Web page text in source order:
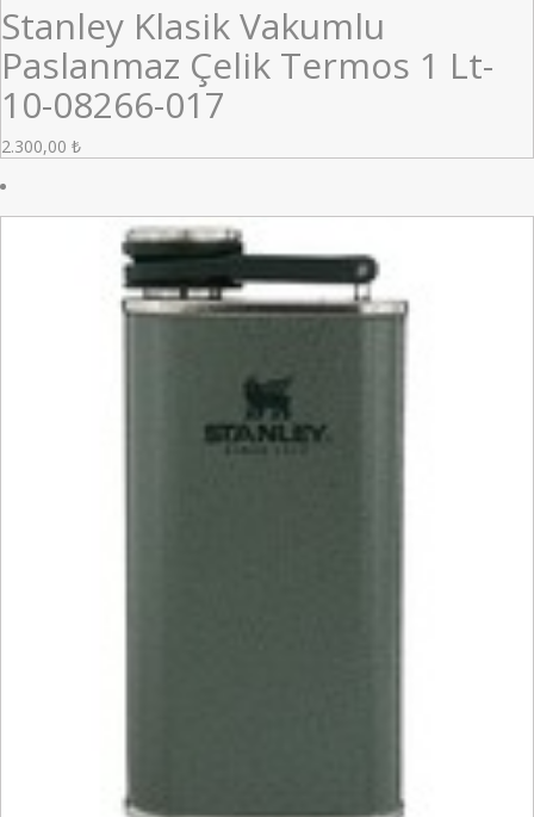
Stanley Klasik Vakumlu
Paslanmaz Çelik Termos 1 Lt-
10-08266-017
2.300,00 ₺